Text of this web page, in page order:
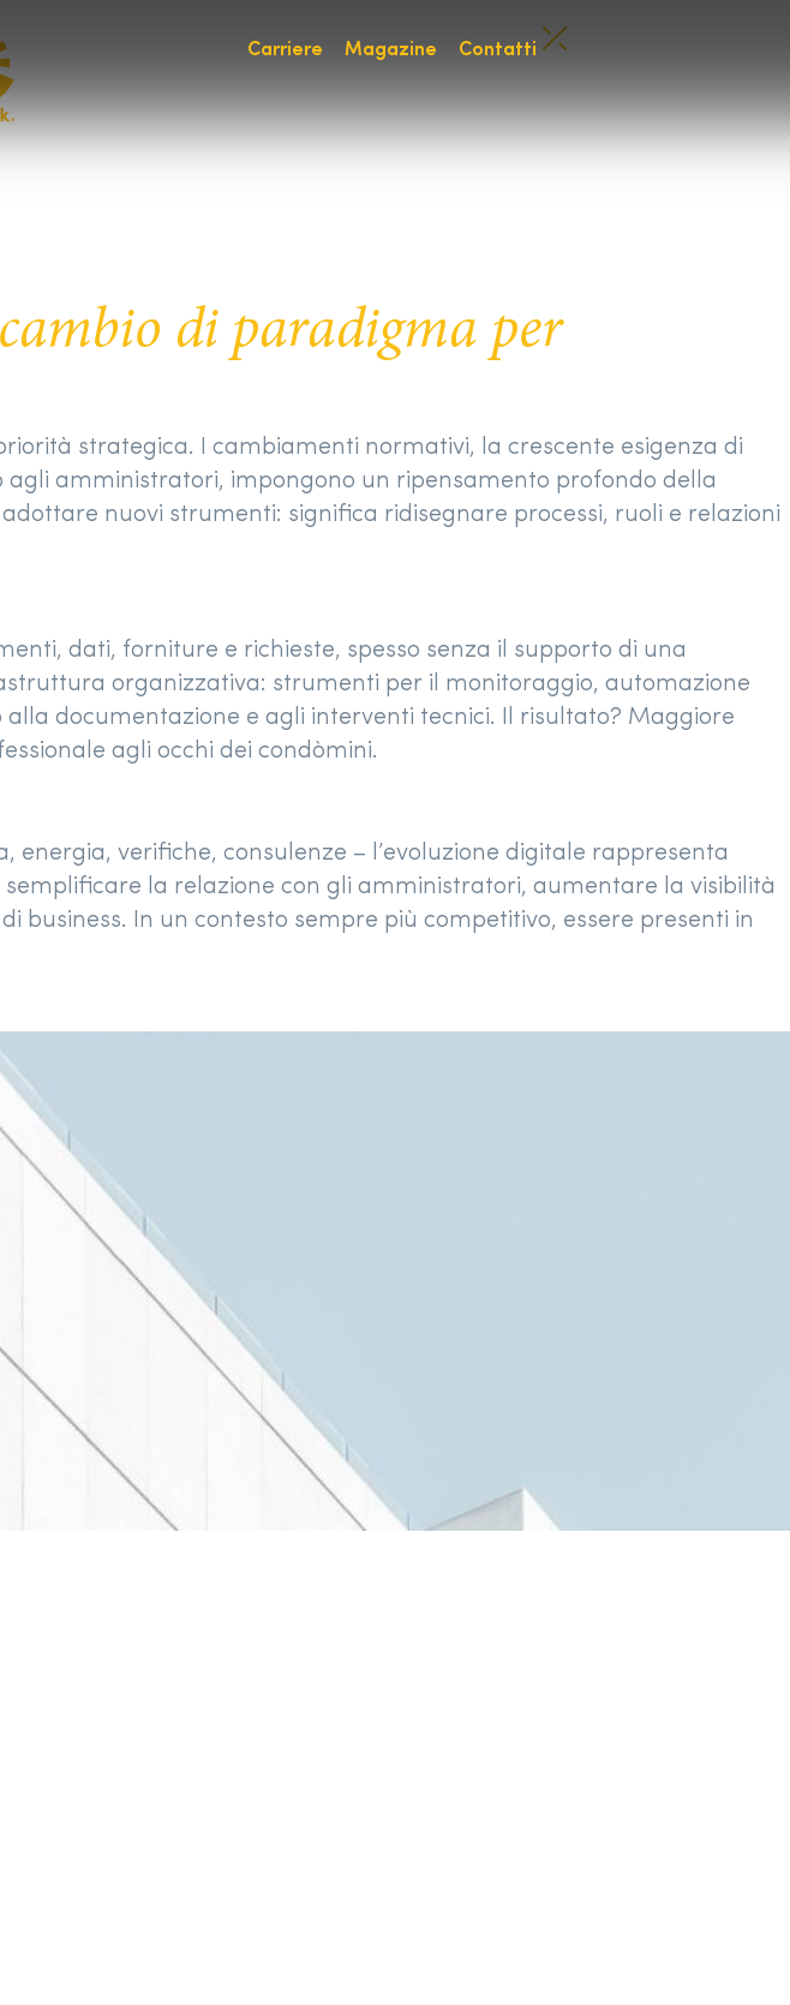
Carriere Magazine Contatti
di paradigma per
strategica. I cambiamenti normativi, la crescente esigenza di
amministratori, impongono un ripensamento profondo della
nuovi strumenti: significa ridisegnare processi, ruoli e relazioni
dati, forniture e richieste, spesso senza il supporto di una
organizzativa: strumenti per il monitoraggio, automazione
documentazione e agli interventi tecnici. Il risultato? Maggiore
agli occhi dei condòmini.
verifiche, consulenze – l’evoluzione digitale rappresenta
la relazione con gli amministratori, aumentare la visibilità
In un contesto sempre più competitivo, essere presenti in